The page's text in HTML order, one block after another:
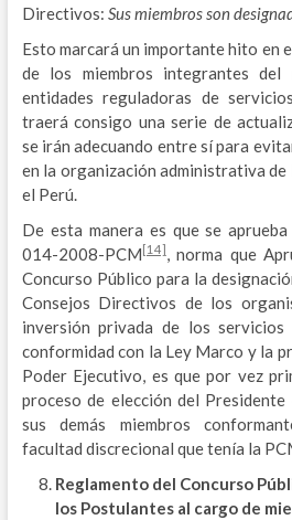
Directivos: Sus miembros son
Esto marcará un importante hito en
de los miembros integrantes del
entidades reguladoras de
traerá consigo una serie de
se irán adecuando entre sí para
en la organización administrativa de
el Perú.
De esta manera es que se
014-2008-PCM [14], norma que
Concurso Público para la
Consejos Directivos de los
inversión privada de los
conformidad con la Ley Marco y la
Poder Ejecutivo, es que por vez
proceso de elección del
sus demás miembros
facultad discrecional que tenía la
Reglamento del Concurso
los Postulantes al cargo de